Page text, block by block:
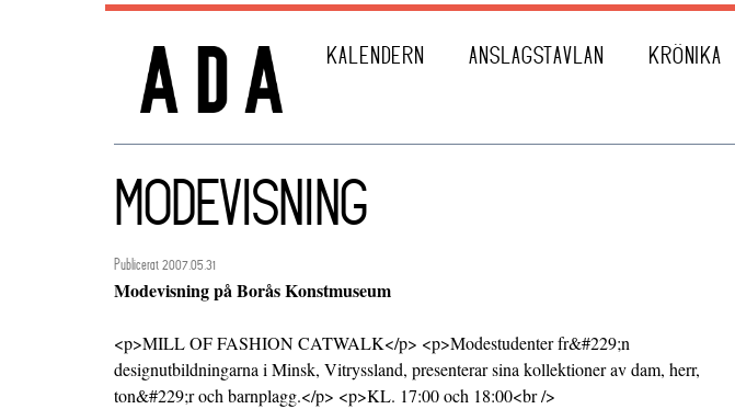
KALENDERN ANSLAGSTAVLAN KRÖNIKA
MODEVISNING
Publicerat 2007.05.31
Modevisning på Borås Konstmuseum
<p>MILL OF FASHION CATWALK</p> <p>Modestudenter fr&#229;n
designutbildningarna i Minsk, Vitryssland, presenterar sina kollektioner av dam, herr,
ton&#229;r och barnplagg.</p> <p>KL. 17:00 och 18:00<br />